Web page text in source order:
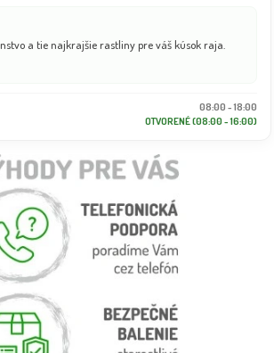
a tie najkrajšie rastliny pre váš kúsok raja.
08:00 - 18:00
OTVORENÉ (08:00 - 16:00)